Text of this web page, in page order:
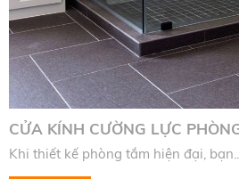
CỬA KÍNH CƯỜNG LỰC
Khi thiết kế phòng tắm hiện đại,